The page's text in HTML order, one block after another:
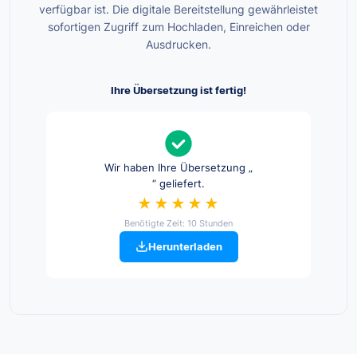
verfügbar ist. Die digitale Bereitstellung gewährleistet
sofortigen Zugriff zum Hochladen, Einreichen oder
Ausdrucken.
Ihre Übersetzung ist fertig!
Wir haben Ihre Übersetzung „
“ geliefert.
★★★★★
Benötigte Zeit: 10 Stunden
Herunterladen